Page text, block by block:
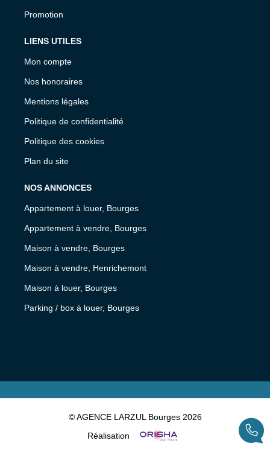
Promotion
LIENS UTILES
Mon compte
Nos honoraires
Mentions légales
Politique de confidentialité
Politique des cookies
Plan du site
NOS ANNONCES
Appartement à louer, Bourges
Appartement à vendre, Bourges
Maison à vendre, Bourges
Maison à vendre, Henrichemont
Maison à louer, Bourges
Parking / box à louer, Bourges
© AGENCE LARZUL Bourges 2026
Réalisation